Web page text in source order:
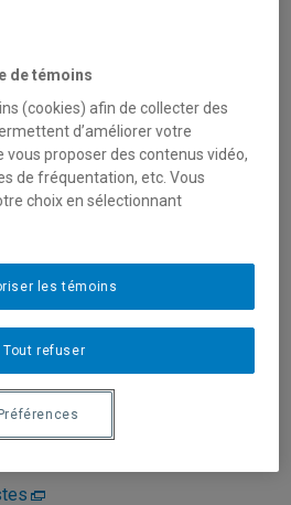
3000 poste 5301
Anglais
de témoins
(cookies) afin de collecter des
d’améliorer votre
vous proposer des contenus vidéo,
de fréquentation, etc. Vous
choix en sélectionnant
Tout refuser
les témoins
Préférences